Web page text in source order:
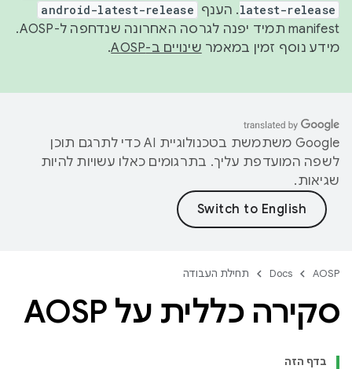
latest-release. הענף android-latest-release
manifest תמיד יפנה לגרסה האחרונה שנדחפה ל-AOSP.
מידע נוסף זמין במאמר שינויים ב-AOSP .
‫Google משתמשת בטכנולוגיית AI כדי לתרגם תוכן
לשפה המועדפת עליך. בתרגומים כאלו עשויות להיות
שגיאות.
AOSP
Docs תחילת העבודה
סקירה כללית על AOSP
בדף הזה